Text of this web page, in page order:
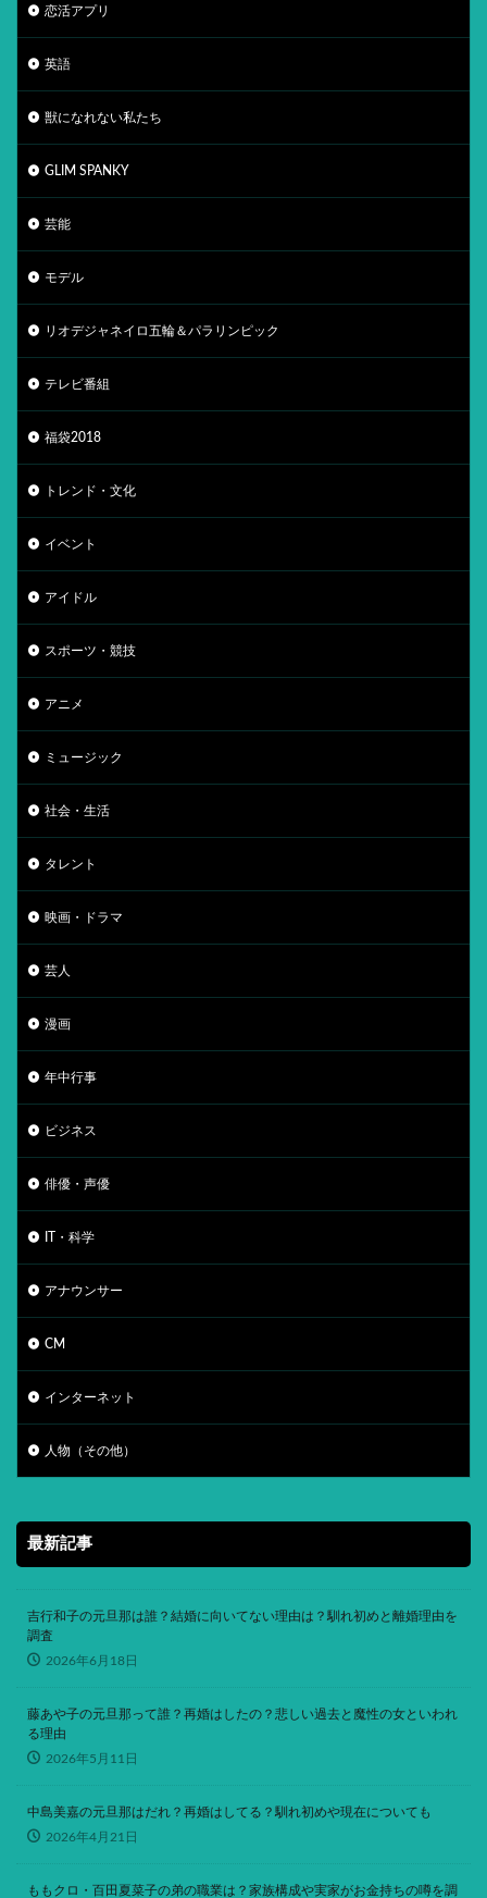
恋活アプリ
英語
獣になれない私たち
GLIM SPANKY
芸能
モデル
リオデジャネイロ五輪＆パラリンピック
テレビ番組
福袋2018
トレンド・文化
イベント
アイドル
スポーツ・競技
アニメ
ミュージック
社会・生活
タレント
映画・ドラマ
芸人
漫画
年中行事
ビジネス
俳優・声優
IT・科学
アナウンサー
CM
インターネット
人物（その他）
最新記事
吉行和子の元旦那は誰？結婚に向いてない理由は？馴れ初めと離婚理由を
調査
2026年6月18日
藤あや子の元旦那って誰？再婚はしたの？悲しい過去と魔性の女といわれ
る理由
2026年5月11日
中島美嘉の元旦那はだれ？再婚はしてる？馴れ初めや現在についても
2026年4月21日
ももクロ・百田夏菜子の弟の職業は？家族構成や実家がお金持ちの噂を調